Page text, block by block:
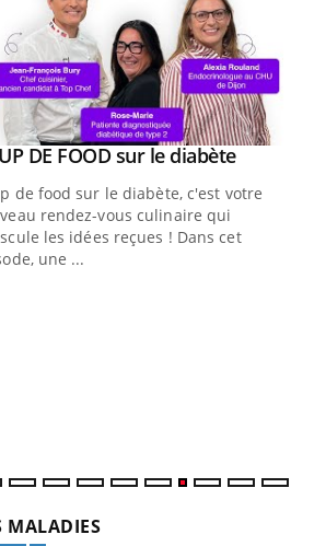
DE FOOD sur le diabèteYoutube
de food sur le diabète, c'est votre
rendez-vous culinaire qui
les idées reçues ! Dans cet
une ...
MALADIES